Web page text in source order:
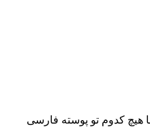
کدوم تو پوسته فارسی